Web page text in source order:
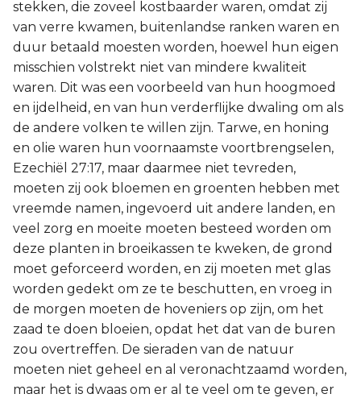
stekken, die zoveel kostbaarder waren, omdat zij
van verre kwamen, buitenlandse ranken waren en
duur betaald moesten worden, hoewel hun eigen
misschien volstrekt niet van mindere kwaliteit
waren. Dit was een voorbeeld van hun hoogmoed
en ijdelheid, en van hun verderflijke dwaling om als
de andere volken te willen zijn. Tarwe, en honing
en olie waren hun voornaamste voortbrengselen,
Ezechiël 27:17, maar daarmee niet tevreden,
moeten zij ook bloemen en groenten hebben met
vreemde namen, ingevoerd uit andere landen, en
veel zorg en moeite moeten besteed worden om
deze planten in broeikassen te kweken, de grond
moet geforceerd worden, en zij moeten met glas
worden gedekt om ze te beschutten, en vroeg in
de morgen moeten de hoveniers op zijn, om het
zaad te doen bloeien, opdat het dat van de buren
zou overtreffen. De sieraden van de natuur
moeten niet geheel en al veronachtzaamd worden,
maar het is dwaas om er al te veel om te geven, er